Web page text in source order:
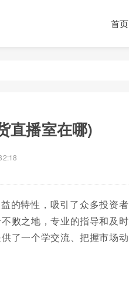
首页
直播室在哪)
的特性，吸引了众多投资者
败之地，专业的指导和及时
了一个学交流、把握市场动